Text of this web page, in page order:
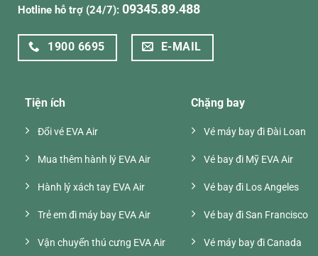
Hotline hỗ trợ (24/7): 09345.89.488
1900 6695 E-MAIL
Tiện ích
Đổi vé EVA Air
Mua thêm hành lý EVA Air
Hành lý xách tay EVA Air
Trẻ em đi máy bay EVA Air
Vận chuyển thú cưng EVA Air
Chặng bay
Vé máy bay đi Đài Loan
Vé bay đi Mỹ EVA Air
Vé bay đi Los Angeles
Vé bay đi San Francisco
Vé máy bay đi Canada